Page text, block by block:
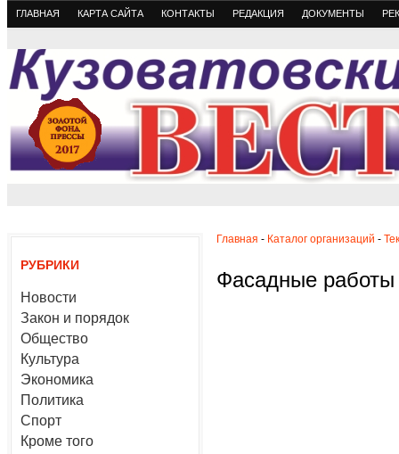
ГЛАВНАЯ КАРТА САЙТА КОНТАКТЫ РЕДАКЦИЯ ДОКУМЕНТЫ
РУБРИКИ
Новости
Закон и порядок
Общество
Культура
Экономика
Политика
Спорт
Кроме того
Главная - Каталог организаций -
Фасадные работы